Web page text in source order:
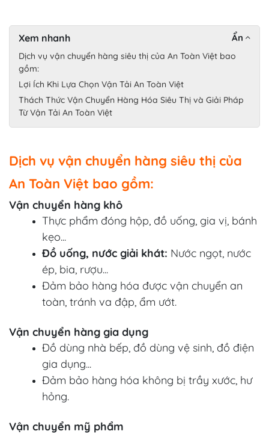
Xem nhanh Ẩn
Dịch vụ vận chuyển hàng siêu thị của An Toàn Việt bao
gồm:
Lợi Ích Khi Lựa Chọn Vận Tải An Toàn Việt
Thách Thức Vận Chuyển Hàng Hóa Siêu Thị và Giải Pháp
Từ Vận Tải An Toàn Việt
Dịch vụ vận chuyển hàng siêu thị của
An Toàn Việt bao gồm:
Vận chuyển hàng khô
Thực phẩm đóng hộp, đồ uống, gia vị, bánh
kẹo...
Đồ uống, nước giải khát: Nước ngọt, nước
ép, bia, rượu...
Đảm bảo hàng hóa được vận chuyển an
toàn, tránh va đập, ẩm ướt.
Vận chuyển hàng gia dụng
Đồ dùng nhà bếp, đồ dùng vệ sinh, đồ điện
gia dụng...
Đảm bảo hàng hóa không bị trầy xước, hư
hỏng.
Vận chuyển mỹ phẩm